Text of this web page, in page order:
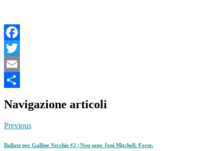
Facebook
Twitter
Email
Navigazione articoli
Previous
Ballate per Galline Vecchie #2 | Non sono Joni Mitchell. Forse.